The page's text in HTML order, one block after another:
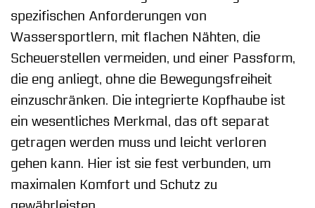
spezifischen Anforderungen von
Wassersportlern, mit flachen Nähten, die
Scheuerstellen vermeiden, und einer Passform,
die eng anliegt, ohne die Bewegungsfreiheit
einzuschränken. Die integrierte Kopfhaube ist
ein wesentliches Merkmal, das oft separat
getragen werden muss und leicht verloren
gehen kann. Hier ist sie fest verbunden, um
maximalen Komfort und Schutz zu